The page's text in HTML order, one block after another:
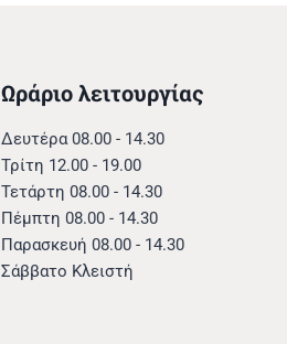
Ωράριο λειτουργίας
Δευτέρα 08.00 - 14.30
Τρίτη 12.00 - 19.00
Τετάρτη 08.00 - 14.30
Πέμπτη 08.00 - 14.30
Παρασκευή 08.00 - 14.30
Σάββατο Κλειστή